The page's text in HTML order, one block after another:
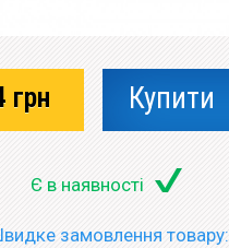
грн Купити
Є в наявності
замовлення товару: